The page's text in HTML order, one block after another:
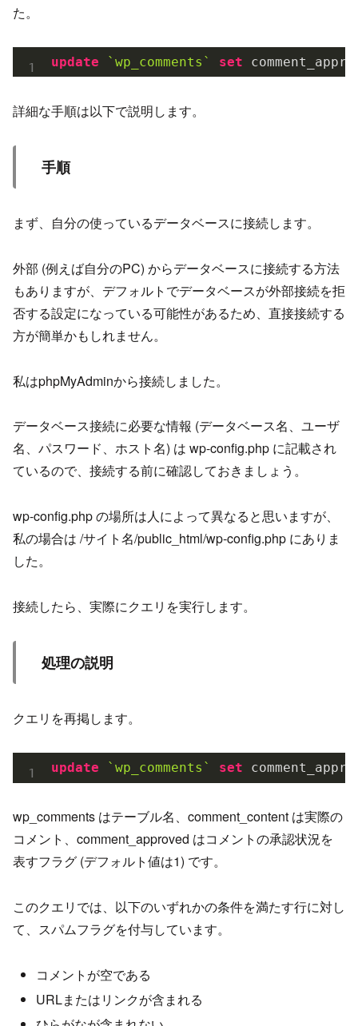
た。
update `wp_comments` set
詳細な手順は以下で説明します。
手順
まず、自分の使っているデータベースに接続します。
外部 (例えば自分のPC) からデータベースに接続する方法
もありますが、デフォルトでデータベースが外部接続を拒
否する設定になっている可能性があるため、直接接続する
方が簡単かもしれません。
私はphpMyAdminから接続しました。
データベース接続に必要な情報 (データベース名、ユーザ
名、パスワード、ホスト名) は wp-config.php に記載され
ているので、接続する前に確認しておきましょう。
wp-config.php の場所は人によって異なると思いますが、
私の場合は /サイト名/public_html/wp-config.php にありま
した。
接続したら、実際にクエリを実行します。
処理の説明
クエリを再掲します。
update `wp_comments` set
wp_comments はテーブル名、comment_content は実際の
コメント、comment_approved はコメントの承認状況を
表すフラグ (デフォルト値は1) です。
このクエリでは、以下のいずれかの条件を満たす行に対し
て、スパムフラグを付与しています。
コメントが空である
URLまたはリンクが含まれる